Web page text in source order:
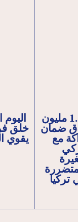
تمويل بقيمة 1.1 مليون
ضمان
مع
تركيا
خلق
يقوي